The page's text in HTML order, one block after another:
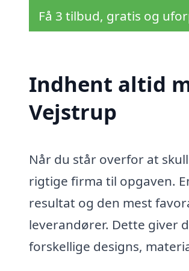
Få 3 tilbud, gratis og
Indhent altid
Vejstrup
Når du står overfor at
rigtige firma til opgaven.
resultat og den mest
leverandører. Dette giver
forskellige designs,